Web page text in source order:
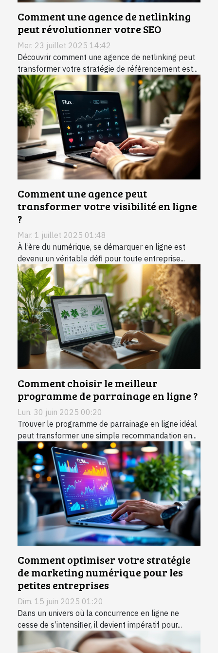
Comment une agence de netlinking
peut révolutionner votre SEO
Mer. 23 juillet 2025 14:42
Découvrir comment une agence de netlinking peut
transformer votre stratégie de référencement est...
Comment une agence peut
transformer votre visibilité en ligne
?
Mar. 1 juillet 2025 01:48
À l’ère du numérique, se démarquer en ligne est
devenu un véritable défi pour toute entreprise...
Comment choisir le meilleur
programme de parrainage en ligne ?
Lun. 30 juin 2025 00:20
Trouver le programme de parrainage en ligne idéal
peut transformer une simple recommandation en...
Comment optimiser votre stratégie
de marketing numérique pour les
petites entreprises
Dim. 15 juin 2025 01:20
Dans un univers où la concurrence en ligne ne
cesse de s’intensifier, il devient impératif pour...